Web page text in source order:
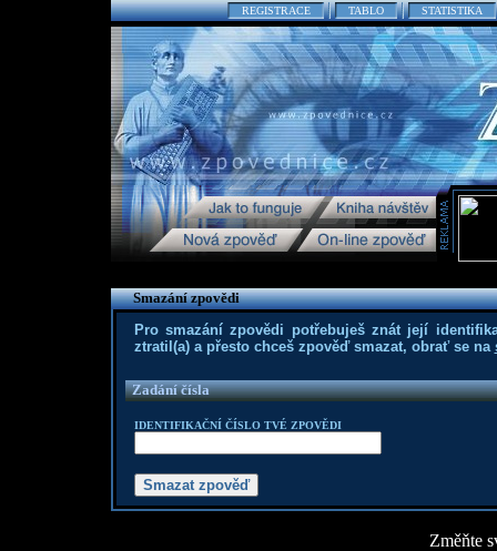
REGISTRACE TABLO STATISTIKA
Smazání zpovědi
Pro smazání zpovědi potřebuješ znát její
ztratil(a) a přesto chceš zpověď smazat, obrať se na
Zadání čísla
IDENTIFIKAČNÍ ČÍSLO TVÉ ZPOVĚDI
Změňte